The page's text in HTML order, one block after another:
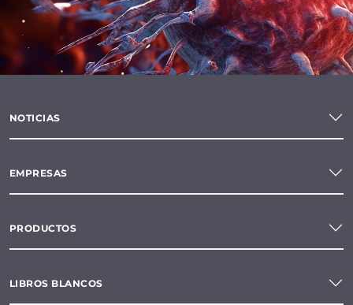
NOTICIAS
EMPRESAS
PRODUCTOS
LIBROS BLANCOS